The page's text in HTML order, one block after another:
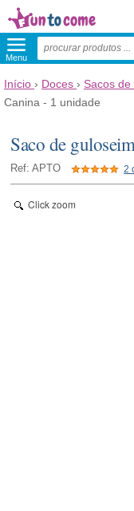
Menu
Início › Doces › Sacos
Canina - 1 unidade
Saco de
Ref: APTO 2
Click zoom